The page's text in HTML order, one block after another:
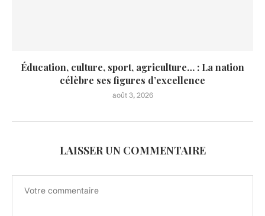
Éducation, culture, sport, agriculture… : La nation
célèbre ses figures d’excellence
août 3, 2026
LAISSER UN COMMENTAIRE